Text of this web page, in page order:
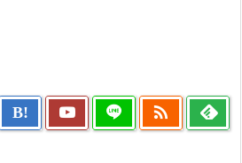
B! 